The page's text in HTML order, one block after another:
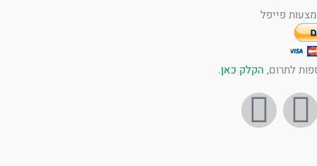
פייפל
לתרום, הקלק כאן.
Y
I